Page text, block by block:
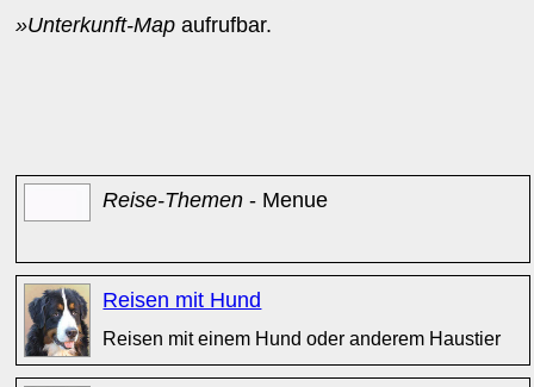
»Unterkunft-Map aufrufbar.
Reise-Themen - Menue
Reisen mit Hund
Reisen mit einem Hund oder anderem Haustier